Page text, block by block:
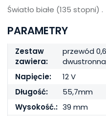
Światło białe (135 stopni) .
PARAMETRY
Zestaw
zawiera:
przewód
Napięcie:
12 V
Długość:
55,7mm
Wysokość.: 39 mm